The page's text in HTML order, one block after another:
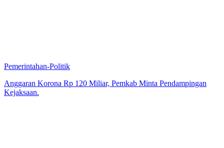
Pemerintahan-Politik
Anggaran Korona Rp 120 Miliar, Pemkab Minta Pendampingan
Kejaksaan.